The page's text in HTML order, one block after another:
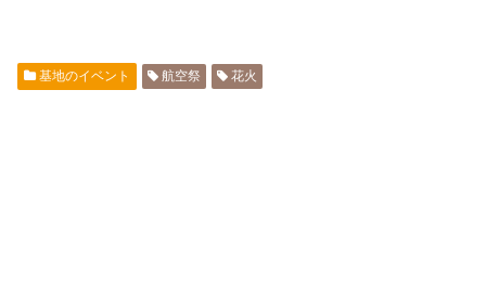
基地のイベント 航空祭 花火